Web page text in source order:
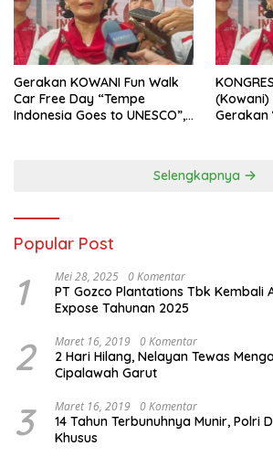
Gerakan KOWANI Fun Walk
Car Free Day “Tempe
Indonesia Goes to UNESCO”,
Gerakan
Selengkapnya
Popular Post
1 Mei 28, 2025 0 Komentar
PT Gozco Plantations Tbk Kembali
Expose Tahunan 2025
2 Maret 16, 2019 0 Komentar
2 Hari Hilang, Nelayan Tewas
Cipalawah Garut
3 Maret 16, 2019 0 Komentar
14 Tahun Terbunuhnya Munir, Polri
Khusus